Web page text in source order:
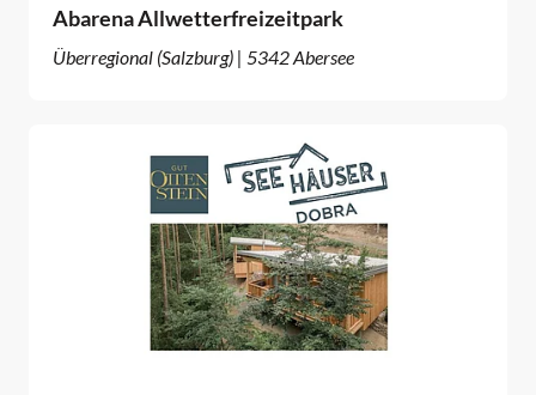
Abarena Allwetterfreizeitpark
Überregional (Salzburg) | 5342 Abersee